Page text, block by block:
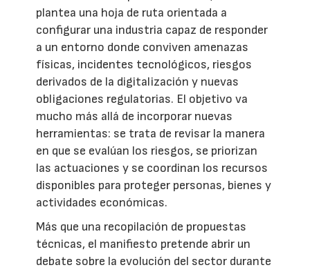
plantea una hoja de ruta orientada a
configurar una industria capaz de responder
a un entorno donde conviven amenazas
físicas, incidentes tecnológicos, riesgos
derivados de la digitalización y nuevas
obligaciones regulatorias. El objetivo va
mucho más allá de incorporar nuevas
herramientas: se trata de revisar la manera
en que se evalúan los riesgos, se priorizan
las actuaciones y se coordinan los recursos
disponibles para proteger personas, bienes y
actividades económicas.
Más que una recopilación de propuestas
técnicas, el manifiesto pretende abrir un
debate sobre la evolución del sector durante